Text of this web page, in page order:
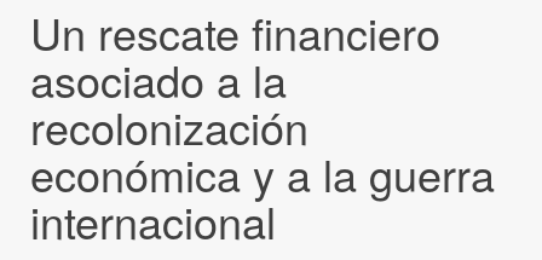
Un rescate financiero
asociado a la
recolonización
económica y a la guerra
internacional